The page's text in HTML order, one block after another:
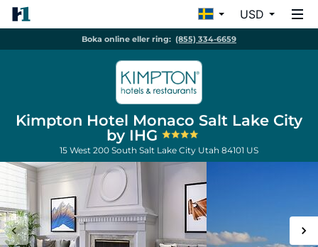
USD
Boka online eller ring: (855) 334-6659
Kimpton Hotel Monaco Salt Lake City
by IHG
15 West 200 South Salt Lake City Utah 84101 US